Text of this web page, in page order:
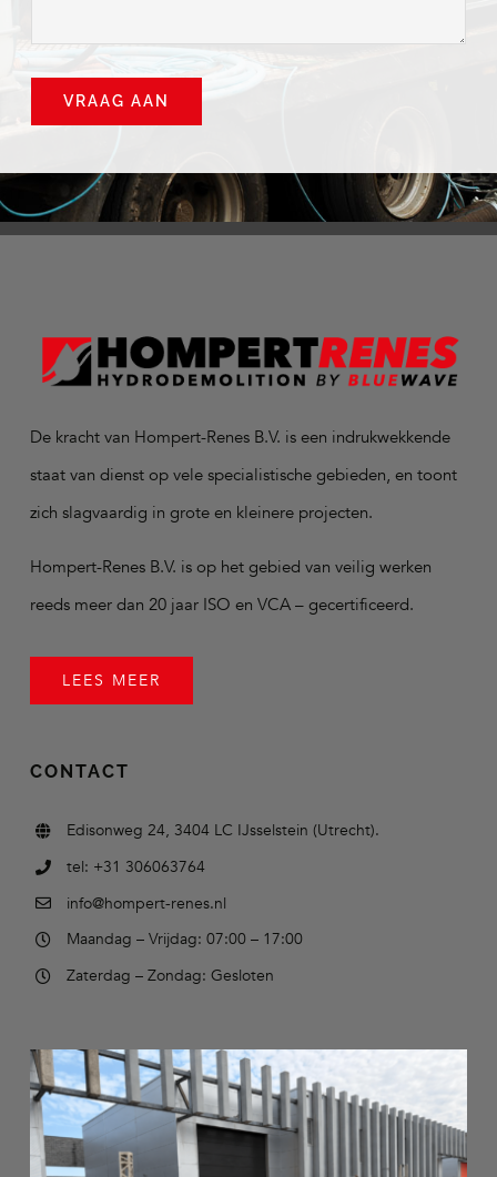
VRAAG AAN
De kracht van Hompert-Renes B.V. is een indrukwekkende
staat van dienst op vele specialistische gebieden, en toont
zich slagvaardig in grote en kleinere projecten.
Hompert-Renes B.V. is op het gebied van veilig werken
reeds meer dan 20 jaar ISO en VCA – gecertificeerd.
LEES MEER
CONTACT
Edisonweg 24, 3404 LC IJsselstein (Utrecht).
tel: +31 306063764
info@hompert-renes.nl
Maandag – Vrijdag: 07:00 – 17:00
Zaterdag – Zondag: Gesloten